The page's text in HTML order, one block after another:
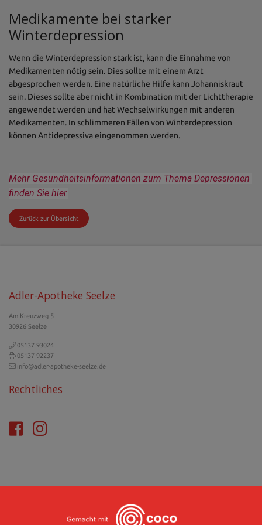
Zurück zur Übersicht
Medikamente bei starker
Winterdepression
Wenn die Winterdepression stark ist, kann die Einnahme von
Medikamenten nötig sein. Dies sollte mit einem Arzt
abgesprochen werden. Eine natürliche Hilfe kann Johanniskraut
sein. Dieses sollte aber nicht in Kombination mit der Lichttherapie
angewendet werden und hat Wechselwirkungen mit anderen
Medikamenten. In schlimmeren Fällen von Winterdepression
können Antidepressiva eingenommen werden.
Mehr Gesundheitsinformationen zum Thema Depressionen
finden Sie hier.
Adler-Apotheke Seelze
Am Kreuzweg 5
30926 Seelze
05137 93024
05137 92237
info@adler-apotheke-seelze.de
Rechtliches